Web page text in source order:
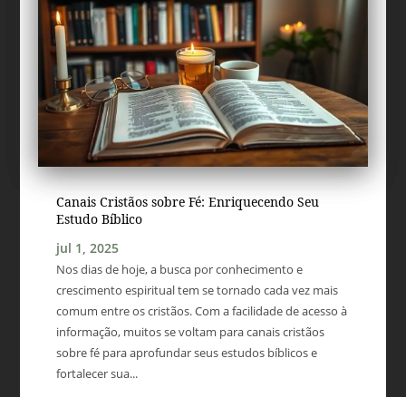
Canais Cristãos sobre Fé: Enriquecendo Seu
Estudo Bíblico
jul 1, 2025
Nos dias de hoje, a busca por conhecimento e
crescimento espiritual tem se tornado cada vez mais
comum entre os cristãos. Com a facilidade de acesso à
informação, muitos se voltam para canais cristãos
sobre fé para aprofundar seus estudos bíblicos e
fortalecer sua...